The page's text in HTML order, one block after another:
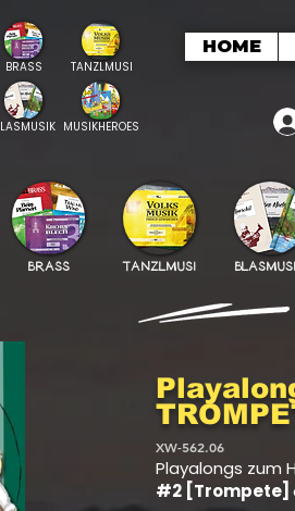
BRASS TANZLMUSI
MUSIKHEROES
HOME
BRASS TANZLMUSI
XW-562.06
Playalongs zum
#2 [Trompete]